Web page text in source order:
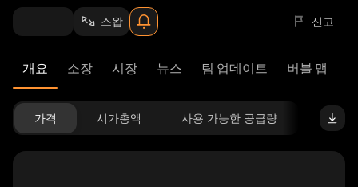
스왑 신고
개요 소장 시장 뉴스 팀 업데이트 버블 맵
가격 시가총액 사용 가능한 공급량